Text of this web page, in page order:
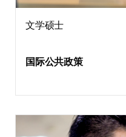
文学硕士
国际公共政策